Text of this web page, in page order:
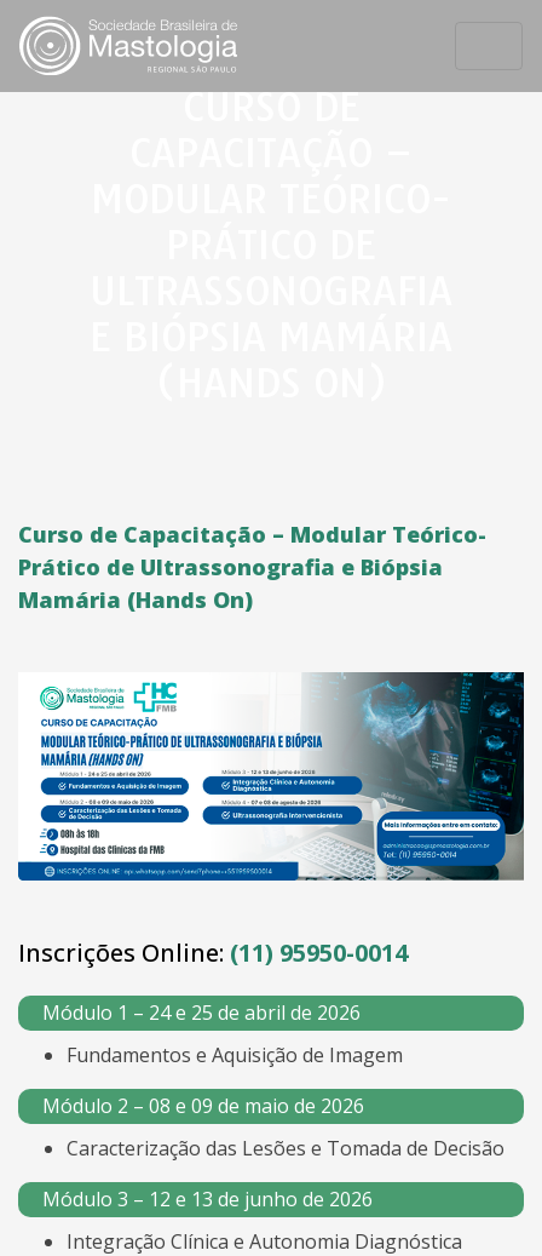
CURSO DE
Curso de Capacitação – Modular Teórico-
Prático de Ultrassonografia e Biópsia
Mamária (Hands On)
Inscrições Online: (11) 95950-0014
Módulo 1 – 24 e 25 de abril de 2026
Fundamentos e Aquisição de Imagem
Módulo 2 – 08 e 09 de maio de 2026
Caracterização das Lesões e Tomada de Decisão
Módulo 3 – 12 e 13 de junho de 2026
Integração Clínica e Autonomia Diagnóstica